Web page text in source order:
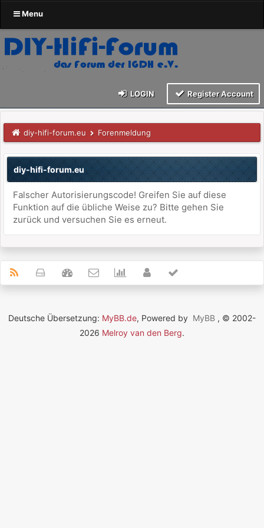
Menu
LOGIN Register Account
diy-hifi-forum.eu Forenmeldung
diy-hifi-forum.eu
Falscher Autorisierungscode! Greifen Sie auf diese
Funktion auf die übliche Weise zu? Bitte gehen Sie
zurück und versuchen Sie es erneut.
Deutsche Übersetzung: MyBB.de, Powered by MyBB , © 2002-
2026 Melroy van den Berg.